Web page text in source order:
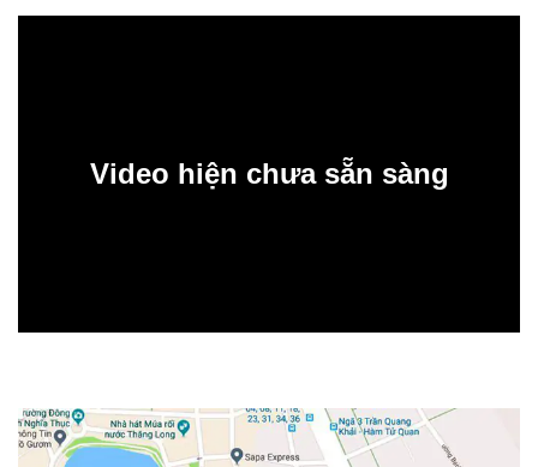
Video hiện chưa sẵn sàng